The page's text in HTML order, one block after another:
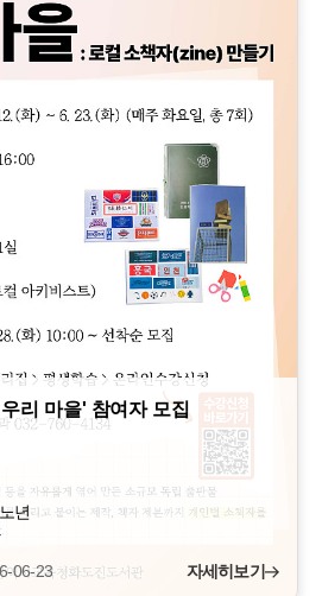
리 마을' 참여자 모집
년
06-23
자세히보기